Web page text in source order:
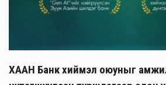
ХААН Банк хиймэл оюуныг